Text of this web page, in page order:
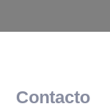
Contacto